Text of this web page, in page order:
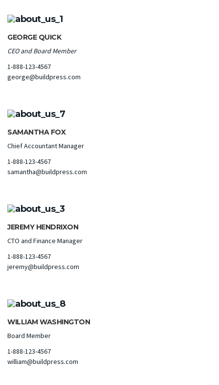
GEORGE QUICK
CEO and Board Member
1-888-123-4567
george@buildpress.com
SAMANTHA FOX
Chief Accountant Manager
1-888-123-4567
samantha@buildpress.com
JEREMY HENDRIXON
CTO and Finance Manager
1-888-123-4567
jeremy@buildpress.com
WILLIAM WASHINGTON
Board Member
1-888-123-4567
william@buildpress.com